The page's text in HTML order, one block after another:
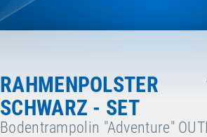
RAHMENPOLSTER
SCHWARZ - SET
Bodentrampolin "Adventure"